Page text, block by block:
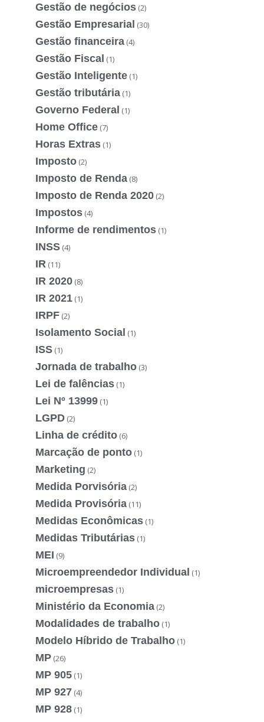
Gestão de negócios (2)
Gestão Empresarial (30)
Gestão financeira (4)
Gestão Fiscal (1)
Gestão Inteligente (1)
Gestão tributária (1)
Governo Federal (1)
Home Office (7)
Horas Extras (1)
Imposto (2)
Imposto de Renda (8)
Imposto de Renda 2020 (2)
Impostos (4)
Informe de rendimentos (1)
INSS (4)
IR (11)
IR 2020 (8)
IR 2021 (1)
IRPF (2)
Isolamento Social (1)
ISS (1)
Jornada de trabalho (3)
Lei de falências (1)
Lei Nº 13999 (1)
LGPD (2)
Linha de crédito (6)
Marcação de ponto (1)
Marketing (2)
Medida Porvisória (2)
Medida Provisória (11)
Medidas Econômicas (1)
Medidas Tributárias (1)
MEI (9)
Microempreendedor Individual (1)
microempresas (1)
Ministério da Economia (2)
Modalidades de trabalho (1)
Modelo Híbrido de Trabalho (1)
MP (26)
MP 905 (1)
MP 927 (4)
MP 928 (1)